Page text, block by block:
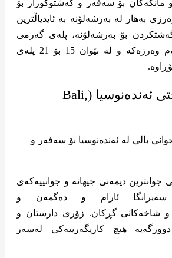
مانگەکان بۆ سەفەر و گەشتوگوزار بۆ
بەهار لە بەرشەلۆنە بە ئایدیاڵترین
بۆ بەرشەلۆنە، پلەی گەرمی
هەوا زۆر خۆشە لەم وەرزەکە و لە نێوان 15 بۆ 21 پلەی
13. بالی پایتەختی ئەندەنوسیا (Bali,
جوانترین دیمەنی جیهانە و جوانییەکەی
سەیرانگا ئارام و دەگمەن و
و شاخەکانی گڕکان. زۆری دارستان و
هیچ کاریگەرییەکی لەسەر